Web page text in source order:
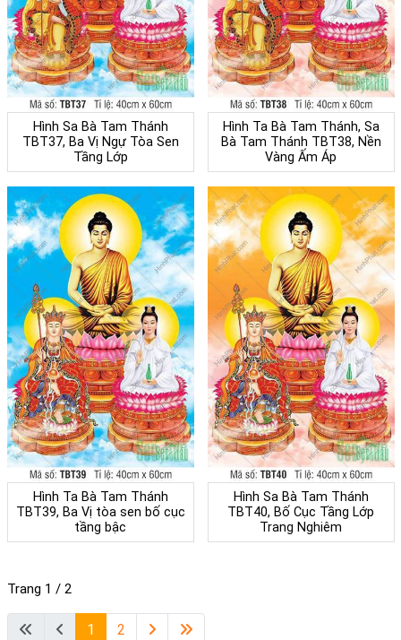
Hình Sa Bà Tam Thánh
TBT37, Ba Vị Ngự Tòa Sen
Tầng Lớp
Hình Ta Bà Tam Thánh, Sa
Bà Tam Thánh TBT38, Nền
Vàng Ấm Áp
Hình Ta Bà Tam Thánh
TBT39, Ba Vị tòa sen bố cục
tầng bậc
Hình Sa Bà Tam Thánh
TBT40, Bố Cục Tầng Lớp
Trang Nghiêm
Trang 1 / 2
1 2